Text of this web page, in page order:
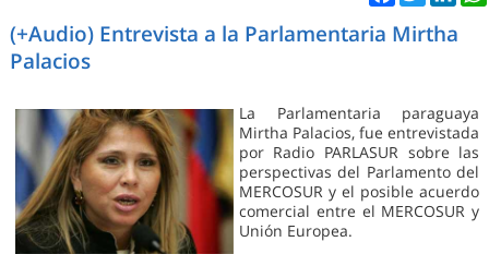
(+Audio) Entrevista a la Parlamentaria Mirtha
Palacios
La Parlamentaria paraguaya
Mirtha Palacios, fue entrevistada
por Radio PARLASUR sobre las
perspectivas del Parlamento del
MERCOSUR y el posible acuerdo
comercial entre el MERCOSUR y
Unión Europea.